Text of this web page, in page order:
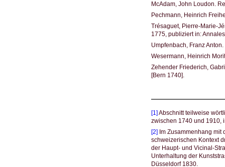
McAdam, John Loudon.
Pechmann, Heinrich
Trésaguet, Pierre-Marie-
1775, publiziert in:
Umpfenbach, Franz
Wesermann, Heinrich
Zehender Friederich,
[Bern 1740].
[1]Abschnitt teilweise
zwischen 1740 und 1910,
[2]Im Zusammenhang mit
schweizerischen Kontext
der Haupt- und Vicinal-
Unterhaltung der
Düsseldorf 1830.